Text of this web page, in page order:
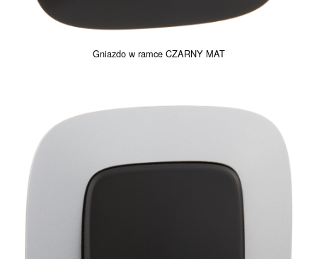
Gniazdo w ramce CZARNY MAT